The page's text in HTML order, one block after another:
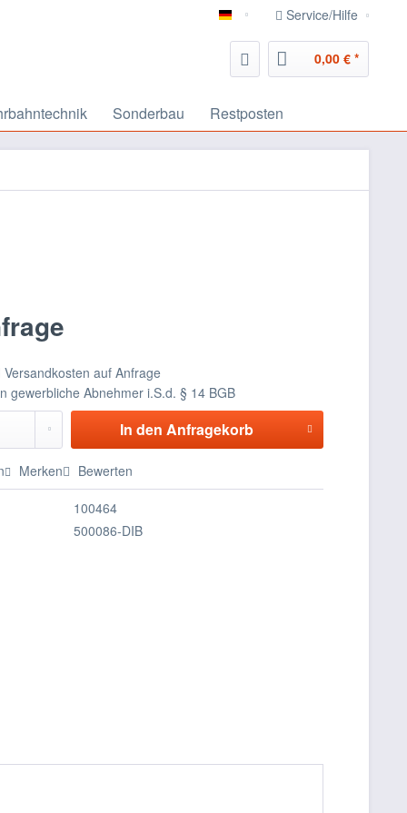
deutsch Service/Hilfe
0,00 € *
Sonderbau Restposten
auf Anfrage
gewerbliche Abnehmer i.S.d. § 14 BGB
In den Anfragekorb
Merken Bewerten
100464
500086-DIB